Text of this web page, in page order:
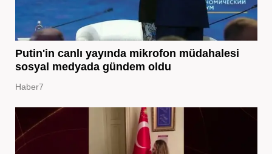
Putin'in canlı yayında mikrofon müdahalesi
sosyal medyada gündem oldu
Haber7